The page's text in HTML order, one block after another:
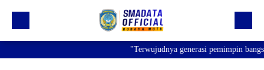
"Terwujudnya generasi pemimpin bangsa